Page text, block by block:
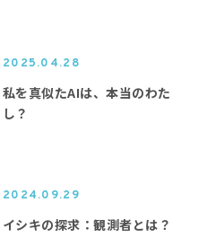
2025.04.28
私を真似たAIは、本当のわた
し？
2024.09.29
イシキの探求：観測者とは？